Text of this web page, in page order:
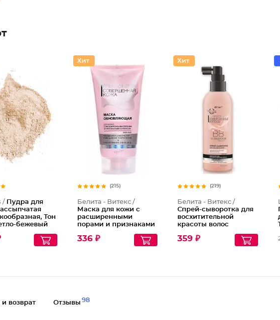
Пудра д
/ Пудра для
Тон
бежевый
(215)
Белита - Витекс /
Маска для кожи с
расширенными
порами и признаками
Обновляющая
336 ₽
(219)
Белита - Витекс /
Спрей-сыворотка для
восхитительной
красоты волос
эффектов
Совершенные Волосы
359 ₽
и возврат Отзывы 98